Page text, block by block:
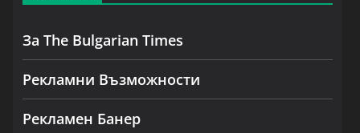
За The Bulgarian Times
Рекламни Възможности
Рекламен Банер